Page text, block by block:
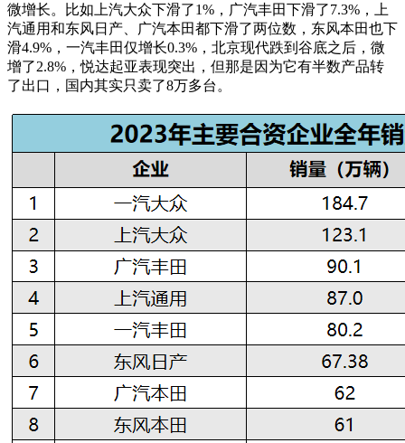
微增长。比如上汽大众下滑了1%，广汽丰田下滑了7.3%，上
汽通用和东风日产、广汽本田都下滑了两位数，东风本田也下
滑4.9%，一汽丰田仅增长0.3%，北京现代跌到谷底之后，微
增了2.8%，悦达起亚表现突出，但那是因为它有半数产品转
了出口，国内其实只卖了8万多台。